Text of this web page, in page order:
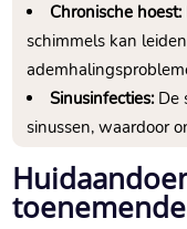
Chronische hoest:
schimmels kan
Sinusinfecties:De
sinussen, waardoor